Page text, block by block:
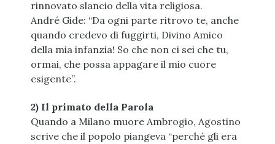
rinnovato slancio della vita religiosa.
André Gide: “Da ogni parte ritrovo te, anche
quando credevo di fuggirti, Divino Amico
della mia infanzia! So che non ci sei che tu,
ormai, che possa appagare il mio cuore
esigente”.
2) Il primato della Parola
Quando a Milano muore Ambrogio, Agostino
scrive che il popolo piangeva “perché gli era